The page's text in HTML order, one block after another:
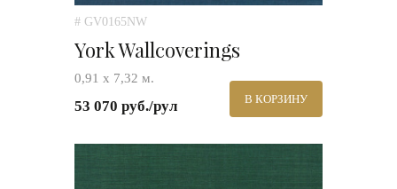
# GV0165NW
York Wallcoverings
0,91 х 7,32 м.
53 070 руб./рул В КОРЗИНУ